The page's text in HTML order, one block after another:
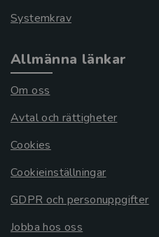
Systemkrav
Allmänna länkar
Om oss
Avtal och rättigheter
Cookies
Cookieinställningar
GDPR och personuppgifter
Jobba hos oss